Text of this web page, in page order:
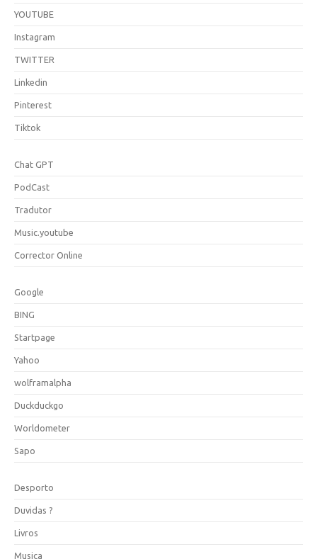
YOUTUBE
Instagram
TWITTER
Linkedin
Pinterest
Tiktok
Chat GPT
PodCast
Tradutor
Music.youtube
Corrector Online
Google
BING
Startpage
Yahoo
wolframalpha
Duckduckgo
Worldometer
Sapo
Desporto
Duvidas ?
Livros
Musica